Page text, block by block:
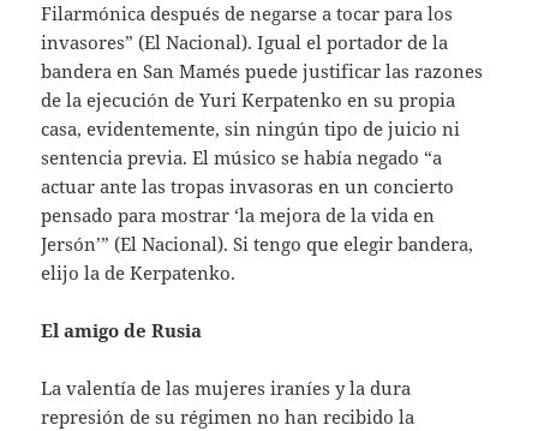
Filarmónica después de negarse a tocar para los
invasores” (El Nacional). Igual el portador de la
bandera en San Mamés puede justificar las razones
de la ejecución de Yuri Kerpatenko en su propia
casa, evidentemente, sin ningún tipo de juicio ni
sentencia previa. El músico se había negado “a
actuar ante las tropas invasoras en un concierto
pensado para mostrar ‘la mejora de la vida en
Jersón’” (El Nacional). Si tengo que elegir bandera,
elijo la de Kerpatenko.
El amigo de Rusia
La valentía de las mujeres iraníes y la dura
represión de su régimen no han recibido la